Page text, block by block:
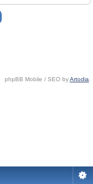
phpBB Mobile / SEO byArtodia.